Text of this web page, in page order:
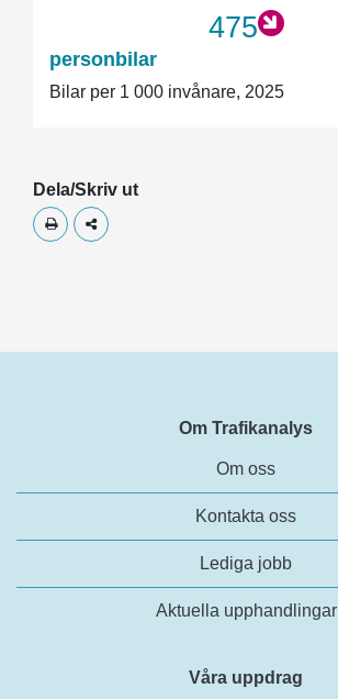
475
personbilar
Bilar per 1 000 invånare, 2025
Dela/Skriv ut
Skriv utDela
Om Trafikanalys
Om oss
Kontakta oss
Lediga jobb
Aktuella upphandlingar
Våra uppdrag